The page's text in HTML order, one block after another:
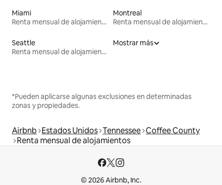
Miami
Renta mensual de alojamientos
Montreal
Renta mensual de alojamientos
Seattle
Renta mensual de alojamientos
Mostrar más
*Pueden aplicarse algunas exclusiones en determinadas
zonas y propiedades.
Airbnb Estados Unidos Tennessee Coffee County
Renta mensual de alojamientos
© 2026 Airbnb, Inc.